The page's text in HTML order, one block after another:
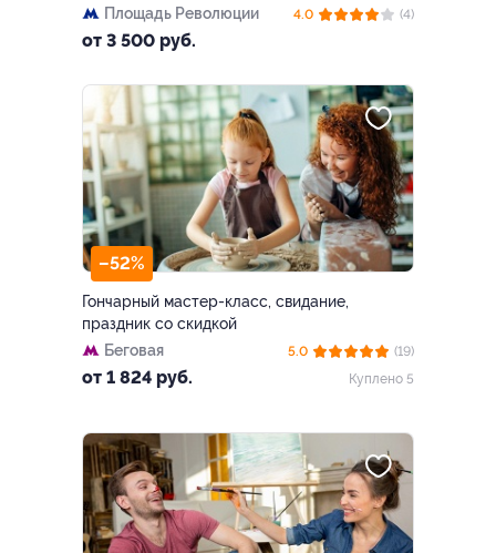
Площадь Революции
от 3 500 руб.
4.0 (4)
–52%
Гончарный мастер-класс, свидание,
праздник со скидкой
Беговая
от 1 824 руб.
5.0
(19)
Куплено 5